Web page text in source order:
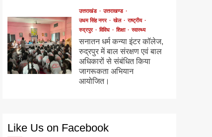
उत्तराखंड
उत्तराखण्ड
उधम सिंह नगर
खेल
राष्ट्रीय
रुद्रपुर
विविध शिक्षा स्वास्थ्य
सनातन धर्म कन्या इंटर कॉलेज,
रुद्रपुर में बाल संरक्षण एवं बाल
अधिकारों से संबंधित किया
जागरूकता अभियान
आयोजित।
Like Us on Facebook